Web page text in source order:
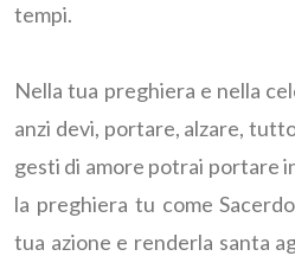
tempi.
Nella tua preghiera e nella
anzi devi, portare, alzare,
gesti di amore potrai portare
la preghiera tu come
tua azione e renderla santa